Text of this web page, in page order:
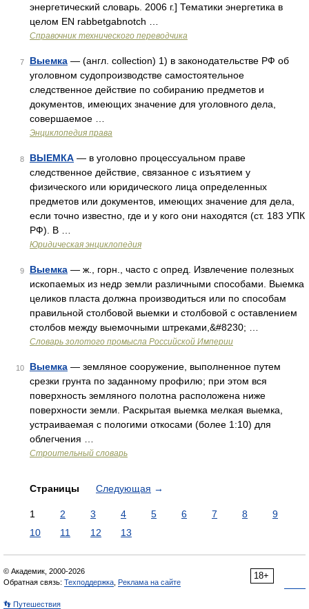
энергетический словарь. 2006 г.] Тематики энергетика в
целом EN rabbetgabnotch …
Справочник технического переводчика
7 Выемка — (англ. collection) 1) в законодательстве РФ об
уголовном судопроизводстве самостоятельное
следственное действие по собиранию предметов и
документов, имеющих значение для уголовного дела,
совершаемое …
Энциклопедия права
8 ВЫЕМКА — в уголовно процессуальном праве
следственное действие, связанное с изъятием у
физического или юридического лица определенных
предметов или документов, имеющих значение для дела,
если точно известно, где и у кого они находятся (ст. 183 УПК
РФ). В …
Юридическая энциклопедия
9 Выемка — ж., горн., часто с опред. Извлечение полезных
ископаемых из недр земли различными способами. Выемка
целиков пласта должна производиться или по способам
правильной столбовой выемки и столбовой с оставлением
столбов между выемочными штреками,&#8230; …
Словарь золотого промысла Российской Империи
10 Выемка — земляное сооружение, выполненное путем
срезки грунта по заданному профилю; при этом вся
поверхность земляного полотна расположена ниже
поверхности земли. Раскрытая выемка мелкая выемка,
устраиваемая с пологими откосами (более 1:10) для
облегчения …
Строительный словарь
Страницы Следующая →
1 2 3 4 5 6 7 8
9
10
11 12 13
18+
© Академик, 2000-2026
Обратная связь: Техподдержка Реклама на сайте
👣 Путешествия